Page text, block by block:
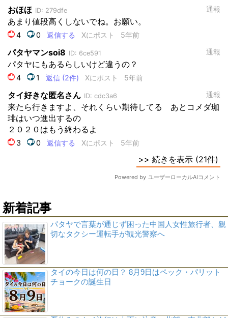
新着記事
パタヤで言葉が通じず困った中国人女性旅行者、親
切なタクシー運転手が観光警察へ
タイの今日は何の日？ 8月9日はペック・パリット
チョークの誕生日